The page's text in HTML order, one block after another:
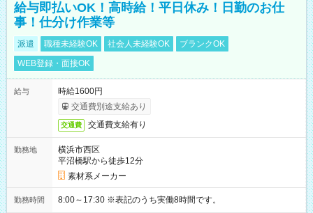
給与即払いOK！高時給！平日休み！日勤のお仕
事！仕分け作業等
派遣 職種未経験OK 社会人未経験OK
ブランクOK
WEB登録・面接OK
給与
時給1600円
交通費別途支給あり
交通費 交通費支給有り
勤務地
横浜市西区
平沼橋駅から徒歩12分
素材系メーカー
勤務時間 8:00～17:30 ※表記のうち実働8時間です。